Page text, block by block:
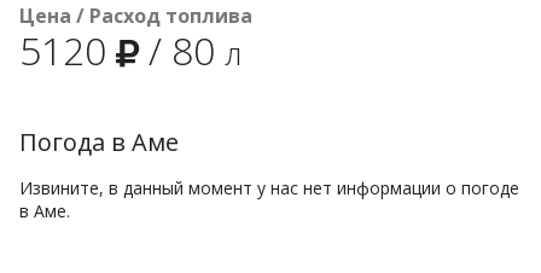
Цена / Расход топлива
5120 / 80 л
Погода в Аме
Извините, в данный момент у нас нет информации о погоде
в Аме.